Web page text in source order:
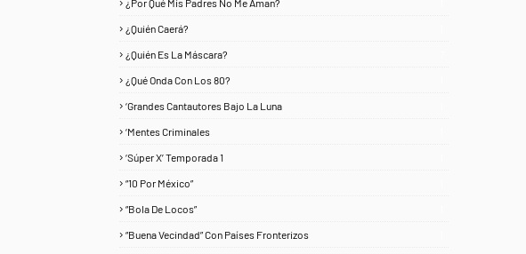
¿Por Qué Mis Padres No Me Aman?
¿Quién Caerá?
¿Quién Es La Máscara?
¿Qué Onda Con Los 80?
‘Grandes Cantautores Bajo La Luna
‘Mentes Criminales
‘Súper X’ Temporada 1
“10 Por México”
“Bola De Locos”
“Buena Vecindad” Con Países Fronterizos